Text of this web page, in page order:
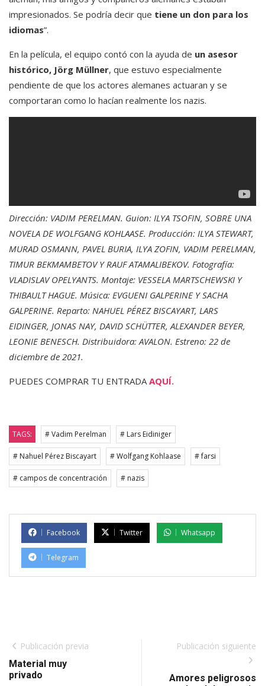
impresionados. Se podría decir que tiene un don para los
idiomas”.
En la película, el equipo contó con la ayuda de un asesor
histórico, Jörg Müllner, que estuvo especialmente
pendiente de que los actores alemanes actuaran y se
comportaran como lo hacían realmente los nazis.
Dirección: VADIM PERELMAN. Guion: ILYA TSOFIN, SOBRE UNA
NOVELA DE WOLFGANG KOHLAASE. Producción: ILYA STEWART,
MURAD OSMANN, PAVEL BURIA, ILYA ZOFIN, VADIM PERELMAN,
TIMUR BEKMAMBETOV Y RAUF ATAMALIBEKOV. Fotografía:
VLADISLAV OPELYANTS. Montaje: VESSELA MARTSCHEWSKI Y
THIBAULT HAGUE. Música: EVGUENI GALPERINE Y SACHA
GALPERINE. Reparto: NAHUEL PÉREZ BISCAYART, LARS
EIDINGER, JONAS NAY, DAVID SCHÜTTER, ALEXANDER BEYER,
LEONIE BENESCH. Distribuidora: AVALON. Estreno: 22 de
diciembre de 2021.
PUEDES COMPRAR TU ENTRADA AQUÍ.
TAGS: # Vadim Perelman # Lars Eidiniger
# Nahuel Pérez Biscayart # Wolfgang Kohlaase # farsi
# campos de concentración # nazis
Facebook Twitter Whatsapp
Telegram
Publicación previa
Material muy
privado
Publicación siguiente
Amores peligrosos